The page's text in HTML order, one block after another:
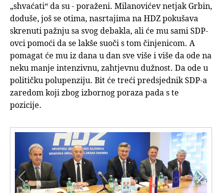
„shvaćati“ da su - poraženi. Milanovićev netjak Grbin,
doduše, još se otima, nasrtajima na HDZ pokušava
skrenuti pažnju sa svog debakla, ali će mu sami SDP-
ovci pomoći da se lakše suoči s tom činjenicom. A
pomagat će mu iz dana u dan sve više i više da ode na
neku manje intenzivnu, zahtjevnu dužnost. Da ode u
političku polupenziju. Bit će treći predsjednik SDP-a
zaredom koji zbog izbornog poraza pada s te
pozicije.

